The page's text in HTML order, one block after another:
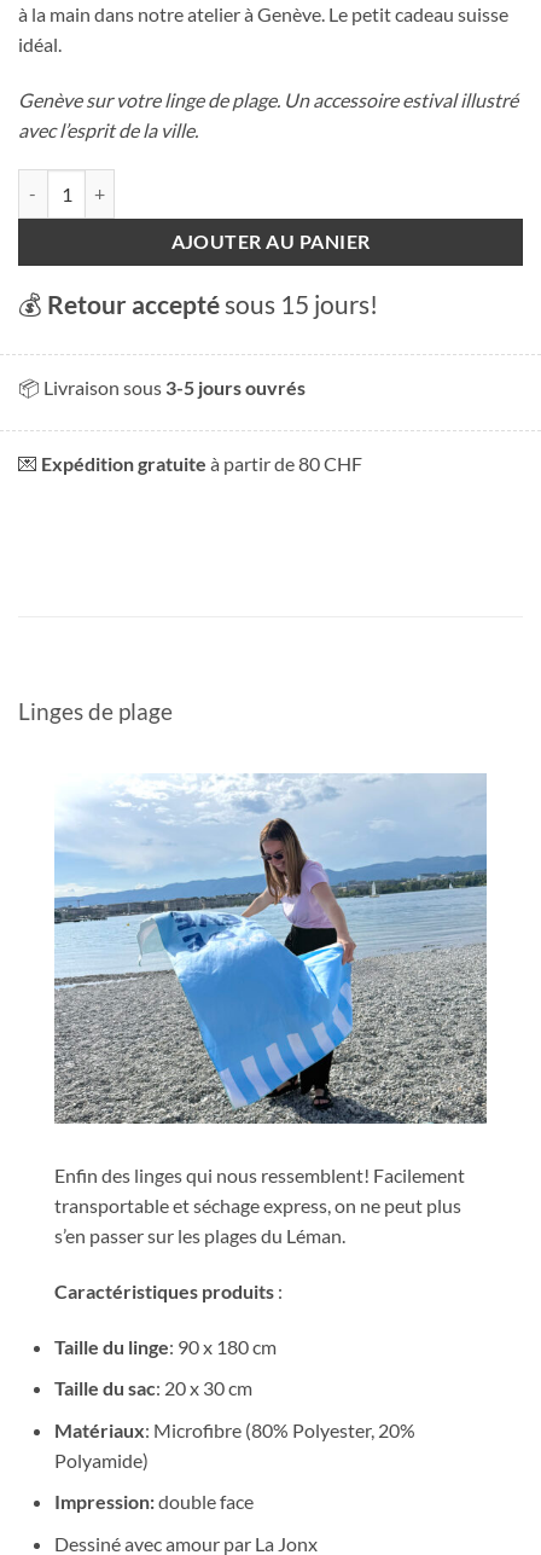
à la main dans notre atelier à Genève. Le petit cadeau suisse
idéal.
Genève sur votre linge de plage. Un accessoire estival illustré
avec l’esprit de la ville.
AJOUTER AU PANIER
💰 Retour accepté sous 15 jours!
📦 Livraison sous 3-5 jours ouvrés
💌 Expédition gratuite à partir de 80 CHF
Linges de plage
Enfin des linges qui nous ressemblent! Facilement
transportable et séchage express, on ne peut plus
s’en passer sur les plages du Léman.
Caractéristiques produits :
Taille du linge: 90 x 180 cm
Taille du sac: 20 x 30 cm
Matériaux: Microfibre (80% Polyester, 20%
Polyamide)
Impression:double face
Dessiné avec amour par La Jonx